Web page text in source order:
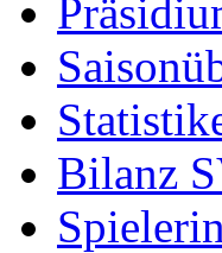
Bilanz